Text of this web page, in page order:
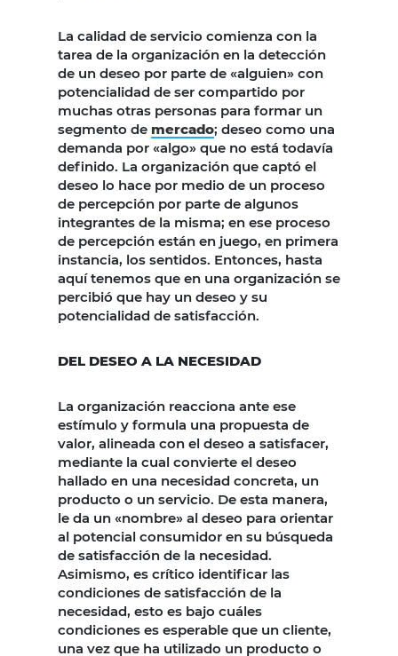
La calidad de servicio comienza con la
tarea de la organización en la detección
de un deseo por parte de «alguien» con
potencialidad de ser compartido por
muchas otras personas para formar un
segmento de mercado; deseo como una
demanda por «algo» que no está todavía
definido. La organización que captó el
deseo lo hace por medio de un proceso
de percepción por parte de algunos
integrantes de la misma; en ese proceso
de percepción están en juego, en primera
instancia, los sentidos. Entonces, hasta
aquí tenemos que en una organización se
percibió que hay un deseo y su
potencialidad de satisfacción.
DEL DESEO A LA NECESIDAD
La organización reacciona ante ese
estímulo y formula una propuesta de
valor, alineada con el deseo a satisfacer,
mediante la cual convierte el deseo
hallado en una necesidad concreta, un
producto o un servicio. De esta manera,
le da un «nombre» al deseo para orientar
al potencial consumidor en su búsqueda
de satisfacción de la necesidad.
Asimismo, es crítico identificar las
condiciones de satisfacción de la
necesidad, esto es bajo cuáles
condiciones es esperable que un cliente,
una vez que ha utilizado un producto o